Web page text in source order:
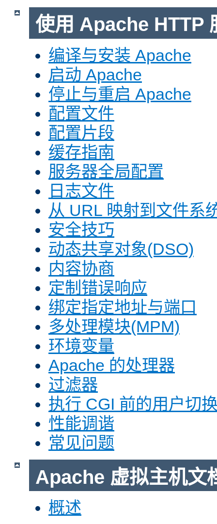
使用 Apache HTTP
编译与安装 Apache
启动 Apache
停止与重启 Apache
配置文件
配置片段
缓存指南
服务器全局配置
日志文件
从 URL 映射到文件系
安全技巧
动态共享对象(DSO)
内容协商
定制错误响应
绑定指定地址与端口
多处理模块(MPM)
环境变量
Apache 的处理器
过滤器
执行 CGI 前的用户切
性能调谐
常见问题
Apache 虚拟主机文
概述